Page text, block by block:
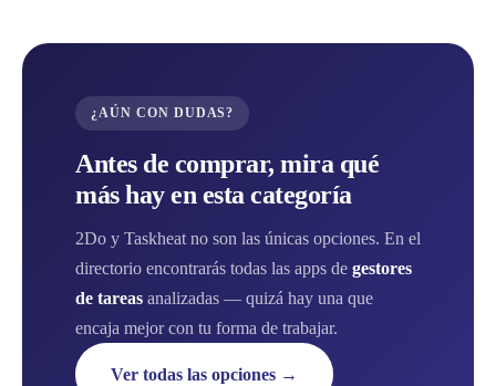
¿AÚN CON DUDAS?
Antes de comprar, mira qué
más hay en esta categoría
2Do y Taskheat no son las únicas opciones. En el
directorio encontrarás todas las apps de gestores
de tareas analizadas — quizá hay una que
encaja mejor con tu forma de trabajar.
Ver todas las opciones →